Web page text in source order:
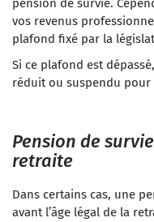
pension de survie.
vos revenus
plafond fixé par la
Si ce plafond est
réduit ou suspendu pour
Pension de
retraite
Dans certains cas, une
avant l’âge légal de la